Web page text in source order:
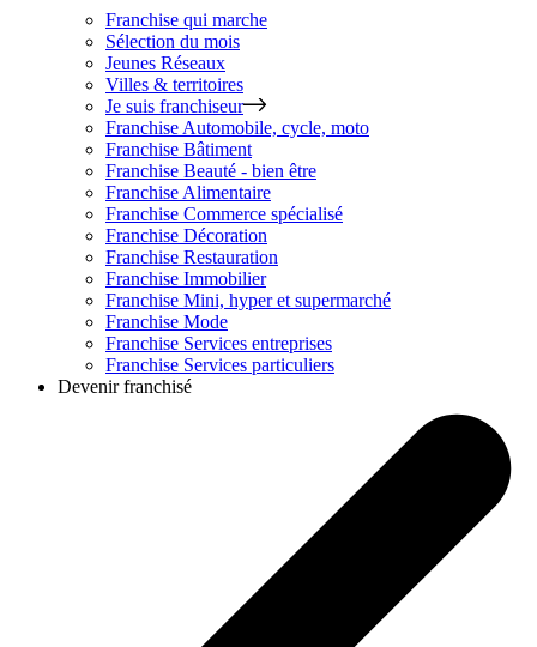
Franchise qui marche
Sélection du mois
Jeunes Réseaux
Villes & territoires
Je suis franchiseur
Franchise Automobile, cycle, moto
Franchise Bâtiment
Franchise Beauté - bien être
Franchise Alimentaire
Franchise Commerce spécialisé
Franchise Décoration
Franchise Restauration
Franchise Immobilier
Franchise Mini, hyper et supermarché
Franchise Mode
Franchise Services entreprises
Franchise Services particuliers
Devenir franchisé